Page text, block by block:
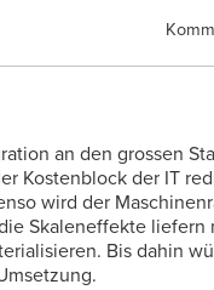
an den grossen
Kostenblock der IT
wird der
Skaleneffekte liefern
Bis dahin